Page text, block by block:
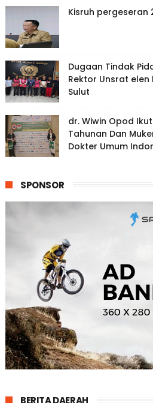
Kisruh pergeseran
Dugaan Tindak
Rektor Unsrat
Sulut
dr. Wiwin Opod
Tahunan Dan
Dokter Umum
SPONSOR
BERITA DAERAH